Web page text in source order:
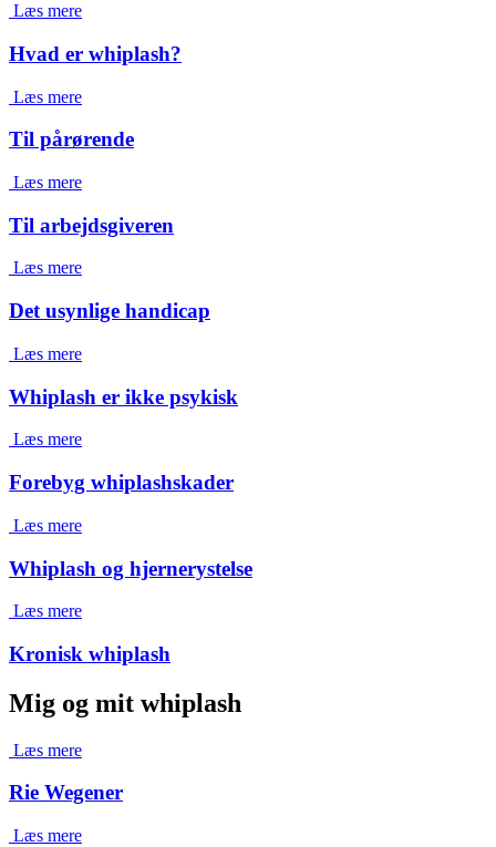
Læs mere
Hvad er whiplash?
Læs mere
Til pårørende
Læs mere
Til arbejdsgiveren
Læs mere
Det usynlige handicap
Læs mere
Whiplash er ikke psykisk
Læs mere
Forebyg whiplashskader
Læs mere
Whiplash og hjernerystelse
Læs mere
Kronisk whiplash
Mig og mit whiplash
Læs mere
Rie Wegener
Læs mere